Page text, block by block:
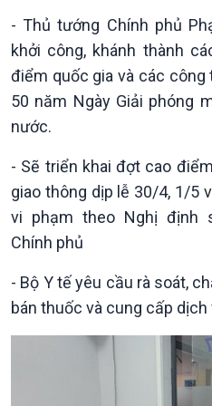
Chính phủ với người dân
Quốc hội với cử tri
Xây dựng đảng
Đảng trong cuộc sống
Nhận diện sự thật
Pháp luật và đời sống
- Thủ tướng Chính phủ
khởi công, khánh thành
điểm quốc gia và các công
50 năm Ngày Giải phóng
nước.
- Sẽ triển khai đợt cao
giao thông dịp lễ 30/4, 1/5
vi phạm theo Nghị định
Chính phủ
- Bộ Y tế yêu cầu rà soát,
bán thuốc và cung cấp